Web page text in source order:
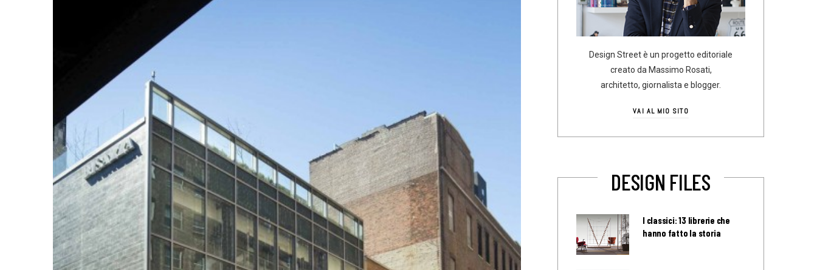
Design Street è un progetto editoriale
creato da Massimo Rosati,
architetto, giornalista e blogger.
VAI AL MIO SITO
DESIGN FILES
I classici: 13 librerie che
hanno fatto la storia